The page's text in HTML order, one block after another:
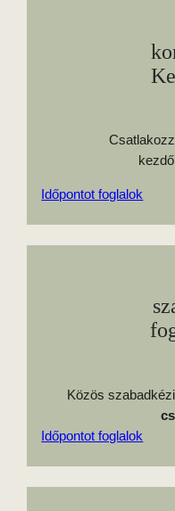
Csatlakozz
Időpontot foglalok
Közös
Időpontot foglalok